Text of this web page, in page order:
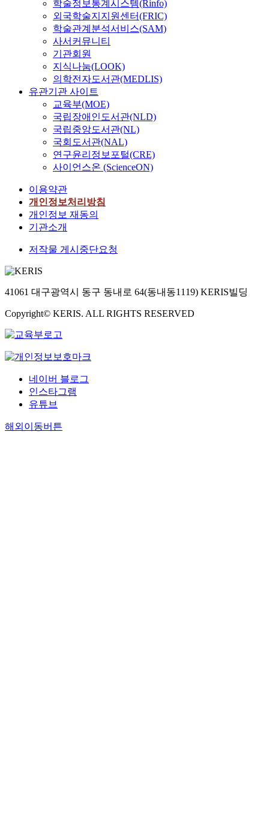
학술정보통계시스템(Rinfo)
외국학술지지원센터(FRIC)
학술관계분석서비스(SAM)
사서커뮤니티
기관회원
지식나눔(LOOK)
의학전자도서관(MEDLIS)
유관기관 사이트
교육부(MOE)
국립장애인도서관(NLD)
국립중앙도서관(NL)
국회도서관(NAL)
연구윤리정보포털(CRE)
사이언스온 (ScienceON)
이용약관
개인정보처리방침
개인정보 재동의
기관소개
저작물 게시중단요청
41061 대구광역시 동구 동내로 64(동내동1119) KERIS빌딩
Copyright© KERIS. ALL RIGHTS RESERVED
네이버 블로그
인스타그램
유튜브
해외이동버튼